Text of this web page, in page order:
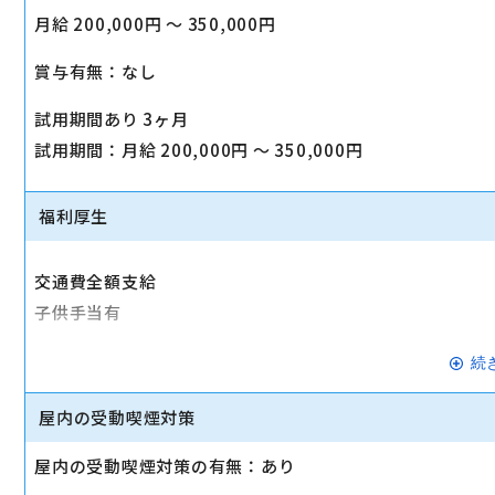
月給 200,000円 〜 350,000円
賞与有無：なし
試用期間あり 3ヶ月
試用期間：月給 200,000円 〜 350,000円
福利厚生
交通費全額支給
子供手当有
転勤なし
産休・育休実績あり
続
屋内の受動喫煙対策
屋内の受動喫煙対策の有無：あり